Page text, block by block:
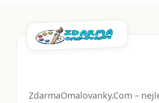
ZdarmaOmalovanky.Com –